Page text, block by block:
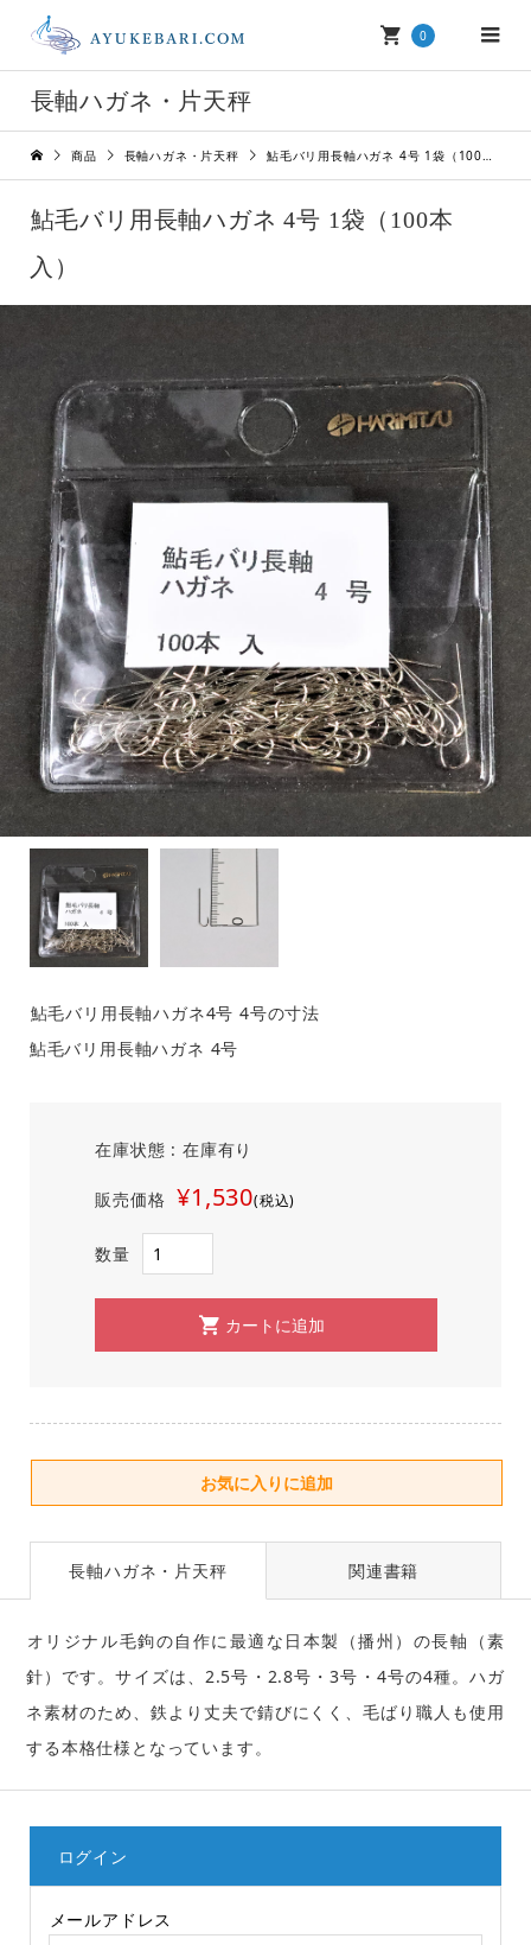
0
長軸ハガネ・片天秤
商品 長軸ハガネ・片天秤 鮎毛バリ用長軸ハガネ 4号 1袋（100本入）
鮎毛バリ用長軸ハガネ 4号 1袋（100本
入）
鮎毛バリ用長軸ハガネ4号 4号の寸法
鮎毛バリ用長軸ハガネ 4号
在庫状態 : 在庫有り
販売価格 ¥1,530(税込)
数量
長軸ハガネ・片天秤 関連書籍
オリジナル毛鉤の自作に最適な日本製（播州）の長軸（素
針）です。サイズは、2.5号・2.8号・3号・4号の4種。ハガ
ネ素材のため、鉄より丈夫で錆びにくく、毛ばり職人も使用
する本格仕様となっています。
ログイン
メールアドレス